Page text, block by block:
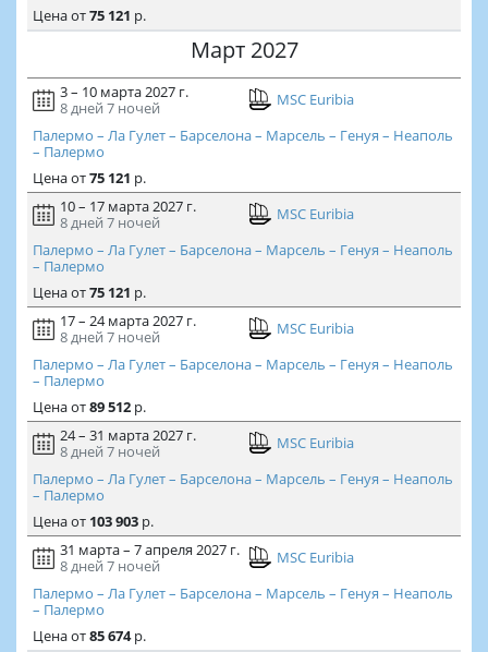
Ценаот75 121 р.
Март 2027
3 – 10 марта 2027 г.
8 дней 7 ночей
MSC Euribia
Палермо – Ла Гулет – Барселона – Марсель – Генуя – Неаполь
– Палермо
Ценаот75 121 р.
10 – 17 марта 2027 г.
8 дней 7 ночей
MSC Euribia
Палермо – Ла Гулет – Барселона – Марсель – Генуя – Неаполь
– Палермо
Ценаот75 121 р.
17 – 24 марта 2027 г.
8 дней 7 ночей
MSC Euribia
Палермо – Ла Гулет – Барселона – Марсель – Генуя – Неаполь
– Палермо
Ценаот89 512р.
24 – 31 марта 2027 г.
8 дней 7 ночей
MSC Euribia
Палермо – Ла Гулет – Барселона – Марсель – Генуя – Неаполь
– Палермо
Ценаот 103 903р.
31 марта – 7 апреля 2027 г.
8 дней 7 ночей
MSC Euribia
Палермо – Ла Гулет – Барселона – Марсель – Генуя – Неаполь
– Палермо
Ценаот85 674р.